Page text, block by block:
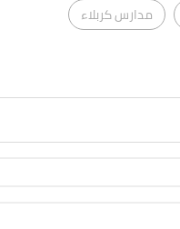
مدارس كربلاء